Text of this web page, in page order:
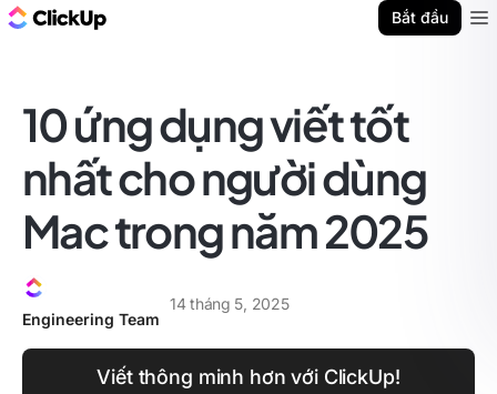
Bắt đầu
10 ứng dụng viết tốt
nhất cho người dùng
Mac trong năm 2025
Engineering Team
14 tháng 5, 2025
Viết thông minh hơn với ClickUp!